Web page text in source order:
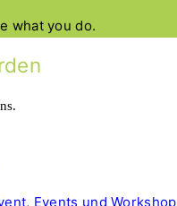
what you do.
, Events und